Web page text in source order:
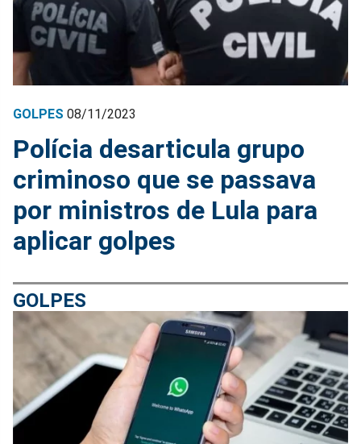
GOLPES 08/11/2023
Polícia desarticula grupo
criminoso que se passava
por ministros de Lula para
aplicar golpes
GOLPES